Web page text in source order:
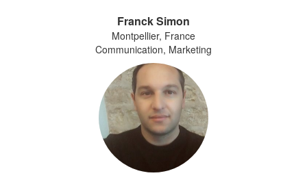
Franck Simon
Montpellier, France
Communication, Marketing